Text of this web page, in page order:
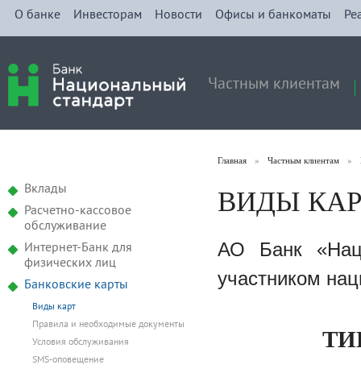
О банке Инвесторам Новости Офисы и банкоматы
Частным клиентам
Вклады
Расчетно-кассовое
обслуживание
Интернет-Банк для
физических лиц
Банковские карты
Виды карт
Правила и необходимые документы
Условия обслуживания
SMS-оповещение
Главная » Частным клиентам »
ВИДЫ
АО Банк
участником